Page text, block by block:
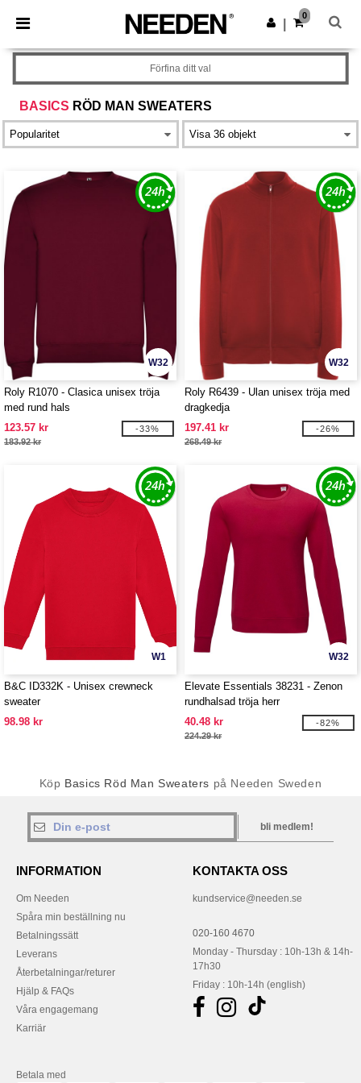
× Needen-app
Bättre priser i appen!
Hämta app
0
BASICS RÖD MAN SWEATERS
Förfina ditt val
W32
Roly R1070 - Clasica unisex tröja
med rund hals
123.57 kr
183.92 kr
-33%
W32
Roly R6439 - Ulan unisex tröja med
dragkedja
197.41 kr
268.49 kr
-26%
W1
B&C ID332K - Unisex crewneck
sweater
98.98 kr
W32
Elevate Essentials 38231 - Zenon
rundhalsad tröja herr
40.48 kr
224.29 kr
-82%
Köp Basics Röd Man Sweaters på Needen Sweden
bli medlem!
INFORMATION
Om Needen
Spåra min beställning nu
Betalningssätt
Leverans
Återbetalningar/returer
Hjälp & FAQs
Våra engagemang
Karriär
KONTAKTA OSS
kundservice@needen.se
020-160 4670
Monday - Thursday : 10h-13h & 14h-
17h30
Friday : 10h-14h (english)
Betala med